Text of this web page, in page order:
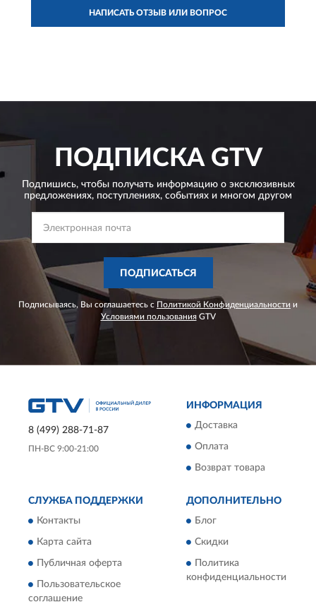
НАПИСАТЬ ОТЗЫВ ИЛИ ВОПРОС
ПОДПИСКАGTV
Подпишись, чтобы получать информацию о эксклюзивных
предложениях, поступлениях, событиях и многом другом
ПОДПИСАТЬСЯ
Подписываясь, Вы соглашаетесь с Политикой Конфиденциальности и
Условиями пользованияGTV
8 (499) 288-71-87
ПН-ВС 9:00-21:00
ИНФОРМАЦИЯ
Доставка
Оплата
Возврат товара
СЛУЖБА ПОДДЕРЖКИ
Контакты
Карта сайта
Публичная оферта
Пользовательское
соглашение
ДОПОЛНИТЕЛЬНО
Блог
Скидки
Политика
конфиденциальности